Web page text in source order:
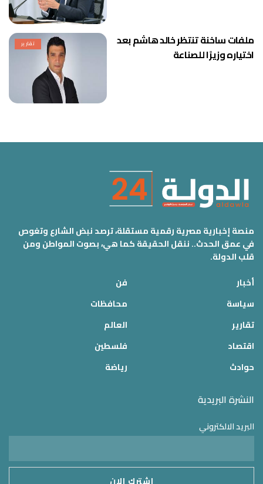
تقارير
ملفات ساخنة تنتظر خالد هاشم بعد
اختياره وزيرًا للصناعة
منصة إخبارية مصرية رقمية مستقلة، ترصد نبض الشارع وتغوص
في عمق الحدث.. ننقل الحقيقة كما هي، بصوت المواطن ومن
قلب الدولة.
أخبار
سياسة
تقارير
اقتصاد
حوادث
فن
محافظات
العالم
فلسطين
رياضة
النشرة البريدية
البريد الالكتروني